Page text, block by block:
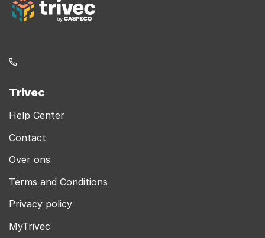
Trivec
Help Center
Contact
Over ons
Terms and Conditions
Privacy policy
MyTrivec